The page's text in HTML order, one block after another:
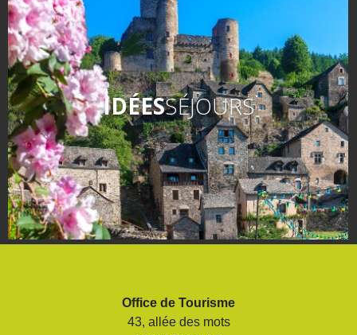
IDÉESSÉJOURS
Office de Tourisme
43, allée des mots